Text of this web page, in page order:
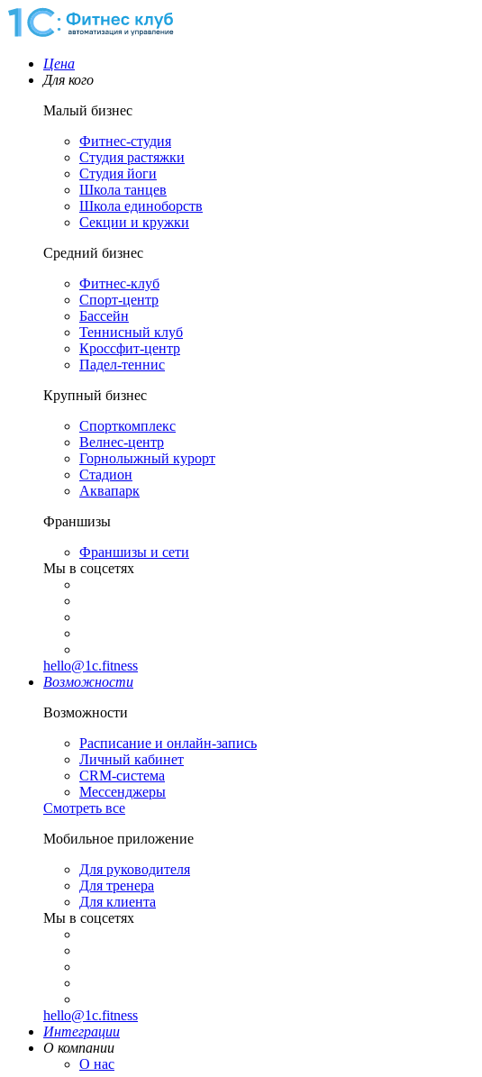
Цена
Для кого
Малый бизнес
Фитнес-студия
Студия растяжки
Студия йоги
Школа танцев
Школа единоборств
Секции и кружки
Средний бизнес
Фитнес-клуб
Спорт-центр
Бассейн
Теннисный клуб
Кроссфит-центр
Падел-теннис
Крупный бизнес
Спорткомплекс
Велнес-центр
Горнолыжный курорт
Стадион
Аквапарк
Франшизы
Франшизы и сети
Мы в соцсетях
hello@1c.fitness
Возможности
Возможности
Расписание и онлайн-запись
Личный кабинет
CRM-система
Мессенджеры
Смотреть все
Мобильное приложение
Для руководителя
Для тренера
Для клиента
Мы в соцсетях
hello@1c.fitness
Интеграции
О компании
О нас